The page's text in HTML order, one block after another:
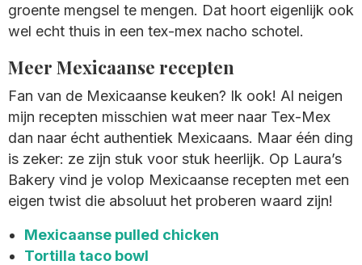
groente mengsel te mengen. Dat hoort eigenlijk ook
wel echt thuis in een tex-mex nacho schotel.
Meer Mexicaanse recepten
Fan van de Mexicaanse keuken? Ik ook! Al neigen
mijn recepten misschien wat meer naar Tex-Mex
dan naar écht authentiek Mexicaans. Maar één ding
is zeker: ze zijn stuk voor stuk heerlijk. Op Laura’s
Bakery vind je volop Mexicaanse recepten met een
eigen twist die absoluut het proberen waard zijn!
Mexicaanse pulled chicken
Tortilla taco bowl